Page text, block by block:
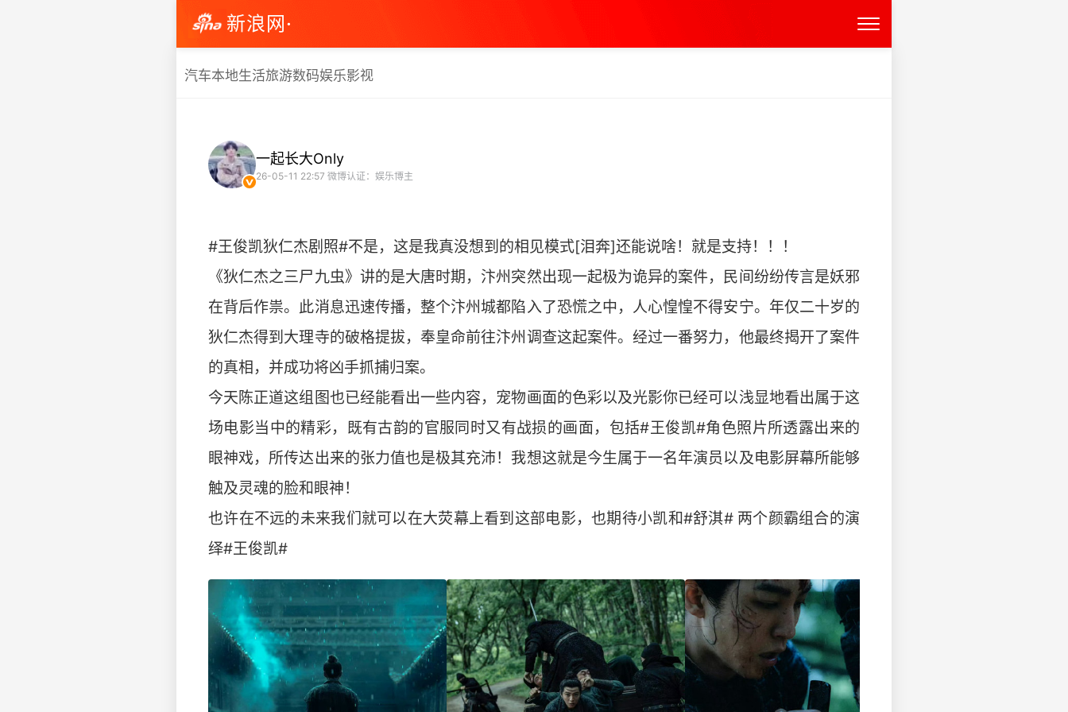
新浪网·
汽车本地生活旅游数码娱乐影视
一起长大Only
26-05-11 22:57 微博认证：娱乐博主
#王俊凯狄仁杰剧照#不是，这是我真没想到的相见模式[泪奔]还能说啥！就是支持！！！
《狄仁杰之三尸九虫》讲的是大唐时期，汴州突然出现一起极为诡异的案件，民间纷纷传言是妖邪
在背后作祟。此消息迅速传播，整个汴州城都陷入了恐慌之中，人心惶惶不得安宁。年仅二十岁的
狄仁杰得到大理寺的破格提拔，奉皇命前往汴州调查这起案件。经过一番努力，他最终揭开了案件
的真相，并成功将凶手抓捕归案。
今天陈正道这组图也已经能看出一些内容，宠物画面的色彩以及光影你已经可以浅显地看出属于这
场电影当中的精彩，既有古韵的官服同时又有战损的画面，包括#王俊凯#角色照片所透露出来的
眼神戏，所传达出来的张力值也是极其充沛！我想这就是今生属于一名年演员以及电影屏幕所能够
触及灵魂的脸和眼神！
也许在不远的未来我们就可以在大荧幕上看到这部电影，也期待小凯和#舒淇# 两个颜霸组合的演
绎#王俊凯#